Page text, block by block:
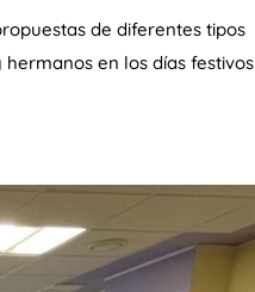
de diferentes tipos
en los días festivos